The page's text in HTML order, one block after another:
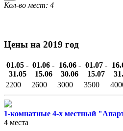
Кол-во мест: 4
Цены на 2019 год
01.05 -
31.05
01.06 -
15.06
16.06 -
30.06
01.07 -
15.07
2200
2600 3000 3500
1-комнатные 4-х местный
4 места